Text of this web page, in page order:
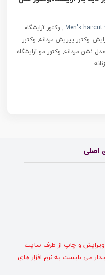
Men's haircut , وکتور آرایشگاه
وکتور پیرایش مردانه, وکتور
فشن مردانه, وکتور مو آرایشگاه
اصلی
و چاپ از طرف سایت
می بایست به نرم افزار های